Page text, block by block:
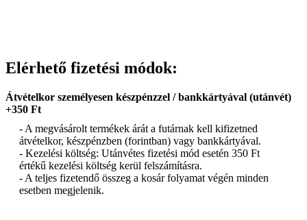
Elérhető fizetési módok:
Átvételkor személyesen készpénzzel / bankkártyával (utánvét)
+350 Ft
- A megvásárolt termékek árát a futárnak kell kifizetned
átvételkor, készpénzben (forintban) vagy bankkártyával.
- Kezelési költség: Utánvétes fizetési mód esetén 350 Ft
értékű kezelési költség kerül felszámításra.
- A teljes fizetendő összeg a kosár folyamat végén minden
esetben megjelenik.